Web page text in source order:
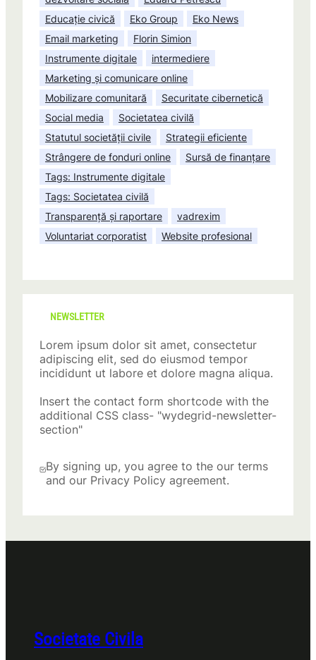
Educație civică
Eko Group
Eko News
Email marketing
Florin Simion
Instrumente digitale
intermediere
Marketing și comunicare online
Mobilizare comunitară
Securitate cibernetică
Social media
Societatea civilă
Statutul societății civile
Strategii eficiente
Strângere de fonduri online
Sursă de finanțare
Tags: Instrumente digitale
Tags: Societatea civilă
Transparență și raportare
vadrexim
Voluntariat corporatist
Website profesional
NEWSLETTER
Lorem ipsum dolor sit amet, consectetur
adipiscing elit, sed do eiusmod tempor
incididunt ut labore et dolore magna aliqua.
Insert the contact form shortcode with the
additional CSS class- "wydegrid-newsletter-
section"
By signing up, you agree to the our terms
and our Privacy Policy agreement.
Societate Civila